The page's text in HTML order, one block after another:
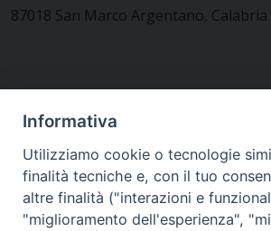
87018 San Marco Argentano, Calabria
MODULISTICA
Informativa
Utilizziamo cookie o tecnologie
finalità tecniche e, con il tuo
altre finalità ("interazioni e
"miglioramento dell'esperienza",